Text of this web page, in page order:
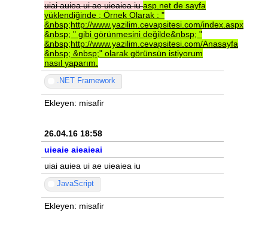
uiaiauieauiaeuieaieaiuasp.net de sayfa
yüklendiğinde ; Örnek Olarak : "
&nbsp;http://www.yazilim.cevapsitesi.com/index.aspx
&nbsp; " gibi görünmesini değilde&nbsp; "
&nbsp;http://www.yazilim.cevapsitesi.com/Anasayfa
&nbsp; &nbsp;" olarak görünsün istiyorum
nasıl yaparım.
.NET Framework
Ekleyen: misafir
26.04.16 18:58
uieaie aieaieai
uiai auiea ui ae uieaiea iu
JavaScript
Ekleyen: misafir